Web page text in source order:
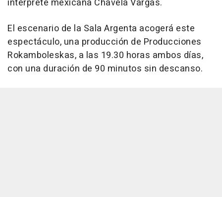
intérprete mexicana Chavela Vargas.
El escenario de la Sala Argenta acogerá este
espectáculo, una producción de Producciones
Rokamboleskas, a las 19.30 horas ambos días,
con una duración de 90 minutos sin descanso.